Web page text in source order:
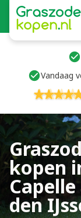
Vandaag
kopen
den